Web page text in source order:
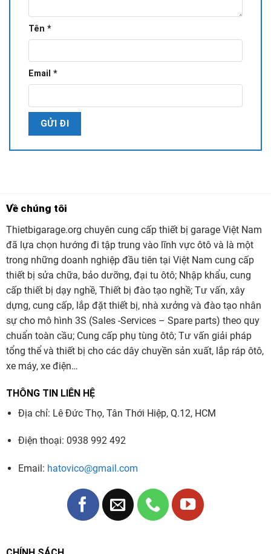
Tên *
Email *
Về chúng tôi
Thietbigarage.org chuyên cung cấp thiết bị garage Việt Nam
đã lựa chọn hướng đi tập trung vào lĩnh vực ôtô và là một
trong những doanh nghiệp đầu tiên tại Việt Nam cung cấp
thiết bị sửa chữa, bảo dưỡng, đại tu ôtô; Nhập khẩu, cung
cấp thiết bị dạy nghề, Thiết bị đào tạo nghề; Tư vấn, xây
dựng, cung cấp, lắp đặt thiết bị, nhà xưởng và đào tạo nhân
sự cho mô hình 3S (Sales -Services – Spare parts) theo quy
chuẩn toàn cầu; Cung cấp phụ tùng ôtô; Tư vấn giải pháp
tổng thể và thiết bị cho các dây chuyền sản xuất, lắp ráp ôtô,
xe máy, xe điện…
THÔNG TIN LIÊN HỆ
Địa chỉ: Lê Đức Thọ, Tân Thới Hiệp, Q.12, HCM
Điện thoại: 0938 992 492
Email: hatovico@gmail.com